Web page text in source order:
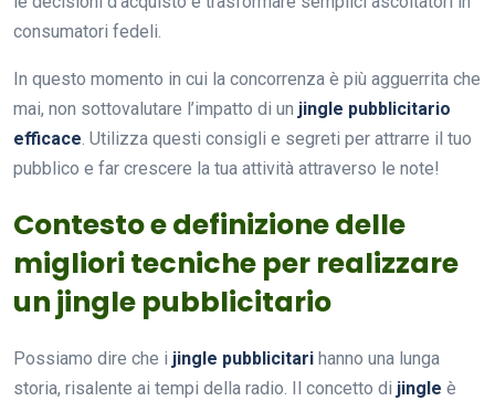
consumatori fedeli.
In questo momento in cui la concorrenza è più agguerrita che
mai, non sottovalutare l’impatto di un jingle pubblicitario
efficace. Utilizza questi consigli e segreti per attrarre il tuo
pubblico e far crescere la tua attività attraverso le note!
Contesto e definizione delle
migliori tecniche per realizzare
un jingle pubblicitario
Possiamo dire che i jingle pubblicitari hanno una lunga
storia, risalente ai tempi della radio. Il concetto di jingle è